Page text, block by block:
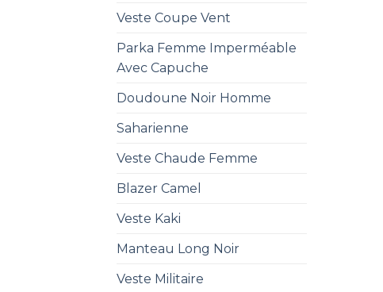
Veste Coupe Vent
Parka Femme Imperméable
Avec Capuche
Doudoune Noir Homme
Saharienne
Veste Chaude Femme
Blazer Camel
Veste Kaki
Manteau Long Noir
Veste Militaire